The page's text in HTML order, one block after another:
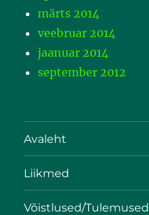
märts 2014
veebruar 2014
jaanuar 2014
september 2012
Avaleht
Liikmed
Võistlused/Tulemused